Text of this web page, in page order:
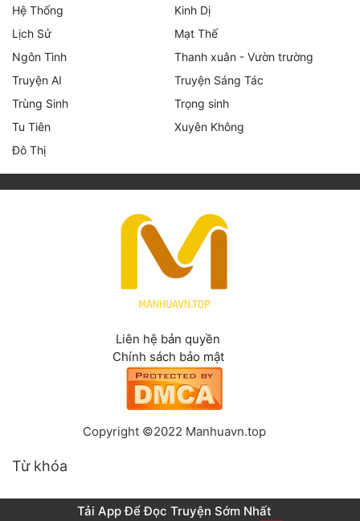
Hệ Thống
Kinh Dị
Lịch Sử
Mạt Thế
Ngôn Tình
Thanh xuân - Vườn trường
Truyện AI
Truyện Sáng Tác
Trùng Sinh
Trọng sinh
Tu Tiên
Xuyên Không
Đô Thị
Liên hệ bản quyền
Chính sách bảo mật
Copyright ©2022 Manhuavn.top
Từ khóa
Tải App Để Đọc Truyện Sớm Nhất